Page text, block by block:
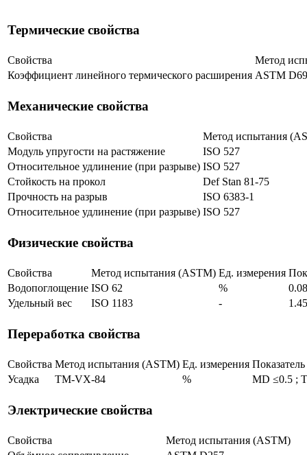
Термические свойства
Свойства
Метод
Коэффициент линейного термического расширения ASTM
Механические свойства
Свойства
Метод испытания
Модуль упругости на растяжение
ISO 527
Относительное удлинение (при разрыве) ISO 527
Стойкость на прокол
Def Stan 81-75
Прочность на разрыв
ISO 6383-1
Относительное удлинение (при разрыве) ISO 527
Физические свойства
Свойства Метод испытания (ASTM) Ед. измерения
Водопоглощение ISO 62 %
0.08
Удельный вес
ISO 1183 - 1.45
Переработка свойства
Свойства Метод испытания (ASTM) Ед. измерения Показатель
Усадка
TM-VX-84 % MD ≤0.5 ;
Электрические свойства
Свойства
Метод испытания (ASTM)